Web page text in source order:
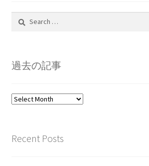
Search
過去の記事
過
事
Recent Posts